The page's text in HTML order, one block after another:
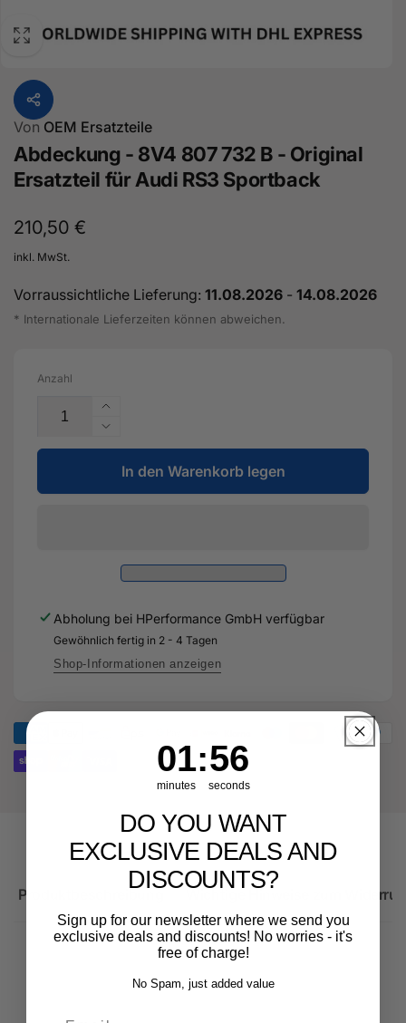
Von OEM Ersatzteile
Abdeckung - 8V4 807 732 B - Original
Ersatzteil für Audi RS3 Sportback
Normaler
Preis
210,50 €
inkl. MwSt.
Vorraussichtliche Lieferung: 11.08.2026 - 14.08.2026
* Internationale Lieferzeiten können abweichen.
Anzahl
Erhöhe
die
Menge
für
Abdeckung
732
Original
Ersatzteil
für
Verringere
die
Menge
für
807
732
-
Original
Ersatzteil
In den Warenkorb legen
Abholung bei HPerformance GmbH verfügbar
Gewöhnlich fertig in 2 - 4 Tagen
Shop-Informationen anzeigen
Produktbeschreibung Wichtige Hinweise zum
Countdown ends in:
1
01
minutes
: 56
56
seconds
DO YOU WANT
EXCLUSIVE DEALS AND
DISCOUNTS?
Sign up for our newsletter where we send you
exclusive deals and discounts! No worries - it's
free of charge!
No Spam, just added value